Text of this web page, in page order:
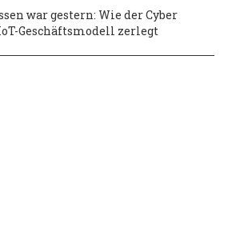
war gestern: Wie der Cyber
Geschäftsmodell zerlegt